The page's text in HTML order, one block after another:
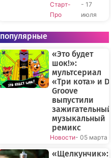
Старт-
Про
- 17
июля
популярные
«Это будет
шок!»:
мультсериал
«Три кота» и
Groove
выпустили
музыкальный
ремикс
Новости- 05 марта
«Щелкунчик»: